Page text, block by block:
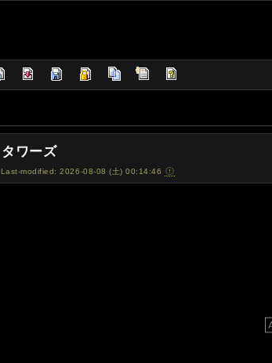
タワーズ
Last-modified: 2026-08-08 (土) 00:14:46